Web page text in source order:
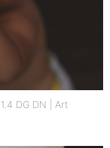
DG DN | Art